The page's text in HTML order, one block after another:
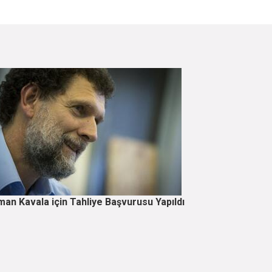
Kavala için Tahliye Başvurusu Yapıldı